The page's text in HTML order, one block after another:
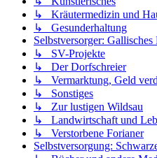
↳ Kräutermedizin und
↳ Gesunderhaltung
Selbstversorger:
↳ SV-Projekte
↳ Der Dorfschreier
↳ Vermarktung, Geld
↳ Sonstiges
↳ Zur lustigen Wildsau
↳ Landwirtschaft und
↳ Verstorbene Forianer
Selbstversorgung: